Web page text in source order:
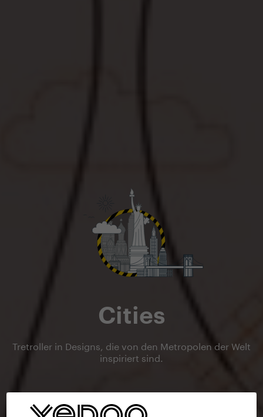
Cities
Tretroller in Designs, die von den Metropolen der Welt
inspiriert sind.